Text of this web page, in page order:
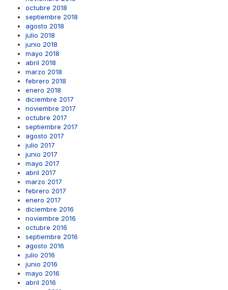
octubre 2018
septiembre 2018
agosto 2018
julio 2018
junio 2018
mayo 2018
abril 2018
marzo 2018
febrero 2018
enero 2018
diciembre 2017
noviembre 2017
octubre 2017
septiembre 2017
agosto 2017
julio 2017
junio 2017
mayo 2017
abril 2017
marzo 2017
febrero 2017
enero 2017
diciembre 2016
noviembre 2016
octubre 2016
septiembre 2016
agosto 2016
julio 2016
junio 2016
mayo 2016
abril 2016